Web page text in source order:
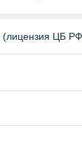
(лицензия ЦБ